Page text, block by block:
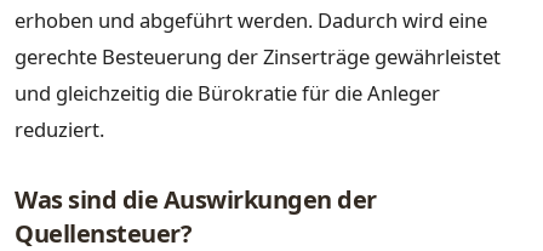
erhoben und abgeführt werden. Dadurch wird eine
gerechte Besteuerung der Zinserträge gewährleistet
und gleichzeitig die Bürokratie für die Anleger
reduziert.
Was sind die Auswirkungen der
Quellensteuer?